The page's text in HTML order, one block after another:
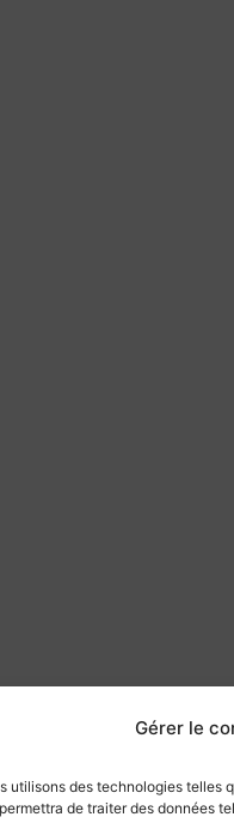
Gérer le
utilisons des technologies
de traiter des données